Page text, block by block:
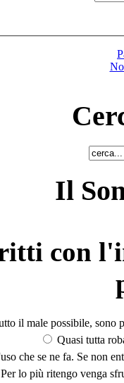
Il
con
il male possibile, sono
Quasi tutta
che se ne fa. Se non
Per lo più ritengo venga